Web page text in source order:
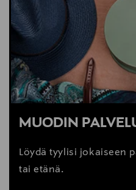
MUODIN
Löydä tyylisi jokaiseen
tai etänä.